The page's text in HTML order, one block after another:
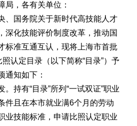
局，各有关单位：
国务院关于新时代高技能人才
深化技能评价制度改革，推动国
标准互通互认，现将上海市首批
照认定目录（以下简称“目录”）予
通知如下：
持有“目录”所列“一试双证”职业
件且在本市就业满6个月的劳动
业技能标准，申请比照认定职业